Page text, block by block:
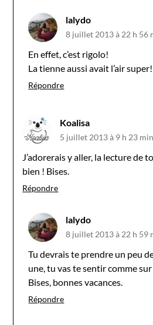
lalydo
8 juillet 2013 à 22 h 56
En effet, c’est rigolo!
La tienne aussi avait l’air super!
Répondre
Koalisa
5 juillet 2013 à 9 h 23 min
J’adorerais y aller, la lecture de
bien ! Bises.
Répondre
lalydo
8 juillet 2013 à 22 h 59
Tu devrais te prendre un peu
une, tu vas te sentir comme
Bises, bonnes vacances.
Répondre